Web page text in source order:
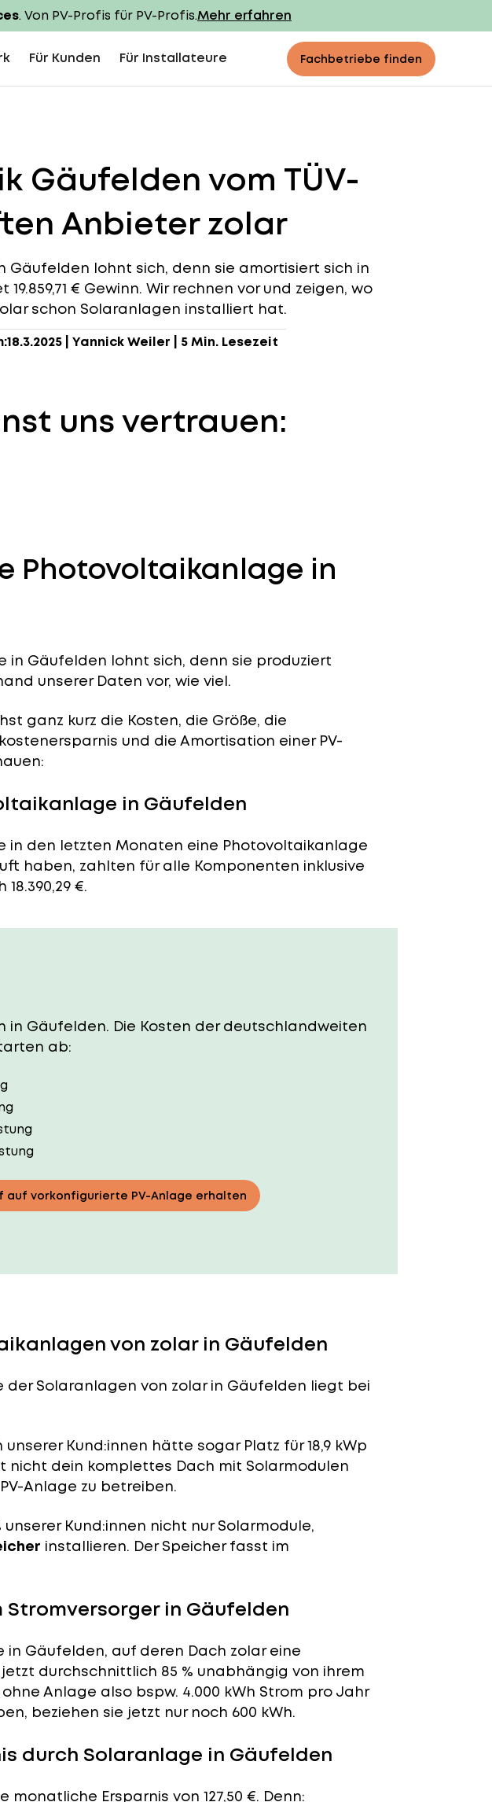
. Von PV-Profis für PV-Profis.Mehr erfahren
Für Kunden Für Installateure Fachbetriebe finden
Gäufelden vom TÜV-
Anbieter zolar
Gäufelden lohnt sich, denn sie amortisiert sich in
€ Gewinn. Wir rechnen vor und zeigen, wo
schon Solaranlagen installiert hat.
18.3.2025| Yannick Weiler 5 Min. Lesezeit
uns vertrauen:
Photovoltaikanlage in
in Gäufelden lohnt sich, denn sie produziert
unserer Daten vor, wie viel.
ganz kurz die Kosten, die Größe, die
und die Amortisation einer PV-
in Gäufelden
in den letzten Monaten eine Photovoltaikanlage
haben, zahlten für alle Komponenten inklusive
€.
in Gäufelden. Die Kosten der deutschlandweiten
ab:
auf vorkonfigurierte PV-Anlage erhalten
von zolar in Gäufelden
der Solaranlagen von zolar in Gäufelden liegt bei
Kund:innen hätte sogar Platz für 18,9 kWp
nicht dein komplettes Dach mit Solarmodulen
Anlage zu betreiben.
unserer Kund:innen nicht nur Solarmodule,
installieren. Der Speicher fasst im
in Gäufelden
in Gäufelden, auf deren Dach zolar eine
durchschnittlich 85 % unabhängig von ihrem
Anlage also bspw. 4.000 kWh Strom pro Jahr
beziehen sie jetzt nur noch 600 kWh.
durch Solaranlage in Gäufelden
Ersparnis von 127,50 €. Denn: